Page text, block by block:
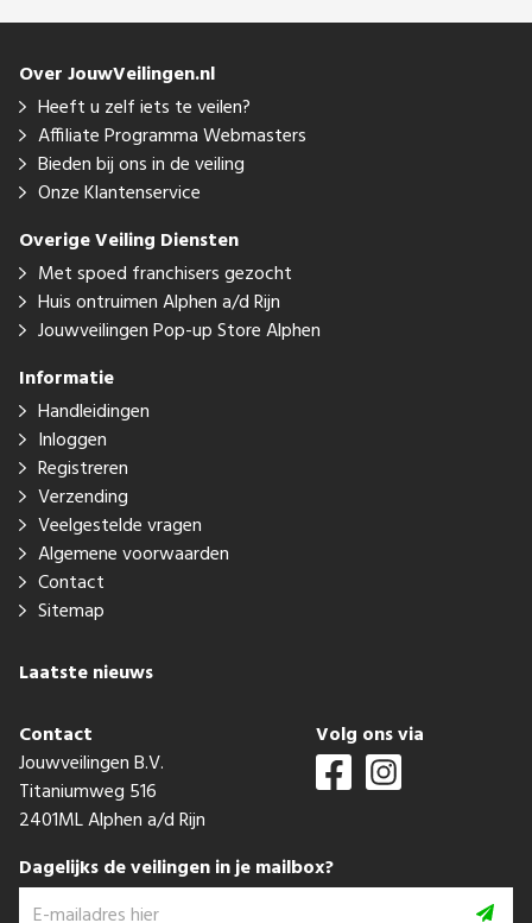
Over JouwVeilingen.nl
Heeft u zelf iets te veilen?
Affiliate Programma Webmasters
Bieden bij ons in de veiling
Onze Klantenservice
Overige Veiling Diensten
Met spoed franchisers gezocht
Huis ontruimen Alphen a/d Rijn
Jouwveilingen Pop-up Store Alphen
Informatie
Handleidingen
Inloggen
Registreren
Verzending
Veelgestelde vragen
Algemene voorwaarden
Contact
Sitemap
Laatste nieuws
Contact
Jouwveilingen B.V.
Titaniumweg 516
2401ML Alphen a/d Rijn
Volg ons via
Dagelijks de veilingen in je mailbox?